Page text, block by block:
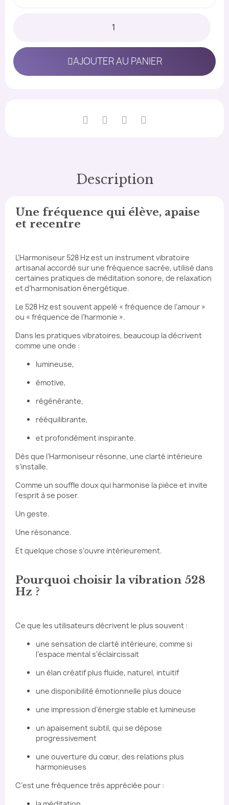
AJOUTER AU PANIER
Description
Une fréquence qui élève, apaise
et recentre
L’Harmoniseur 528 Hz est un instrument vibratoire
artisanal accordé sur une fréquence sacrée, utilisé dans
certaines pratiques de méditation sonore, de relaxation
et d’harmonisation énergétique.
Le 528 Hz est souvent appelé « fréquence de l’amour »
ou « fréquence de l’harmonie ».
Dans les pratiques vibratoires, beaucoup la décrivent
comme une onde :
lumineuse,
émotive,
régénérante,
rééquilibrante,
et profondément inspirante.
Dès que l’Harmoniseur résonne, une clarté intérieure
s’installe.
Comme un souffle doux qui harmonise la pièce et invite
l’esprit à se poser.
Un geste.
Une résonance.
Et quelque chose s’ouvre intérieurement.
Pourquoi choisir la vibration 528
Hz ?
Ce que les utilisateurs décrivent le plus souvent :
une sensation de clarté intérieure, comme si
l’espace mental s’éclaircissait
un élan créatif plus fluide, naturel, intuitif
une disponibilité émotionnelle plus douce
une impression d’énergie stable et lumineuse
un apaisement subtil, qui se dépose
progressivement
une ouverture du cœur, des relations plus
harmonieuses
C’est une fréquence très appréciée pour :